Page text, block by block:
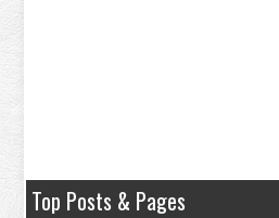
Top Posts & Pages